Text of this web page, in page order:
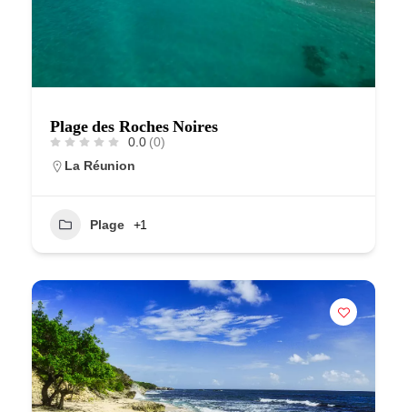
Plage des Roches Noires
0.0 (0)
La Réunion
Plage +1